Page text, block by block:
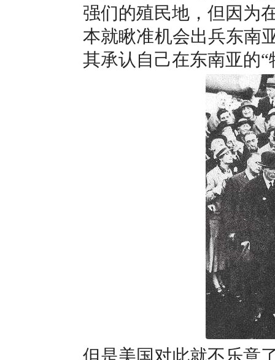
强们的殖民地，但因为
本就瞅准机会出兵东南
其承认自己在东南亚的“
但是美国对此就不乐意